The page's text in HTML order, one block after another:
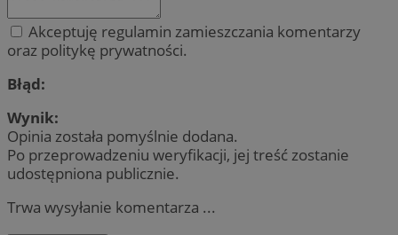
Akceptuję regulamin zamieszczania komentarzy
oraz politykę prywatności.
Błąd:
Wynik:
Opinia została pomyślnie dodana.
Po przeprowadzeniu weryfikacji, jej treść zostanie
udostępniona publicznie.
Trwa wysyłanie komentarza ...